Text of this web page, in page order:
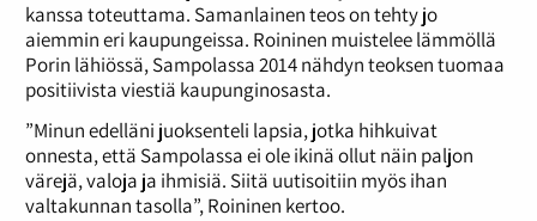
kanssa toteuttama. Samanlainen teos on tehty jo
aiemmin eri kaupungeissa. Roininen muistelee lämmöllä
Porin lähiössä, Sampolassa 2014 nähdyn teoksen tuomaa
positiivista viestiä kaupunginosasta.
”Minun edelläni juoksenteli lapsia, jotka hihkuivat
onnesta, että Sampolassa ei ole ikinä ollut näin paljon
värejä, valoja ja ihmisiä. Siitä uutisoitiin myös ihan
valtakunnan tasolla”, Roininen kertoo.